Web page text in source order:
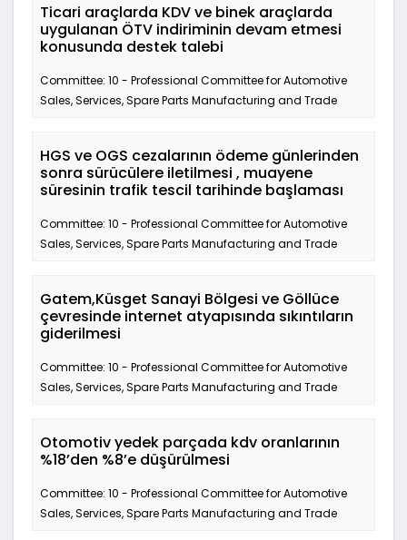
Ticari araçlarda KDV ve binek araçlarda
uygulanan ÖTV indiriminin devam etmesi
konusunda destek talebi
Committee: 10 - Professional Committee for Automotive
Sales, Services, Spare Parts Manufacturing and Trade
HGS ve OGS cezalarının ödeme günlerinden
sonra sürücülere iletilmesi , muayene
süresinin trafik tescil tarihinde başlaması
Committee: 10 - Professional Committee for Automotive
Sales, Services, Spare Parts Manufacturing and Trade
Gatem,Küsget Sanayi Bölgesi ve Göllüce
çevresinde internet atyapısında sıkıntıların
giderilmesi
Committee: 10 - Professional Committee for Automotive
Sales, Services, Spare Parts Manufacturing and Trade
Otomotiv yedek parçada kdv oranlarının
%18’den %8’e düşürülmesi
Committee: 10 - Professional Committee for Automotive
Sales, Services, Spare Parts Manufacturing and Trade